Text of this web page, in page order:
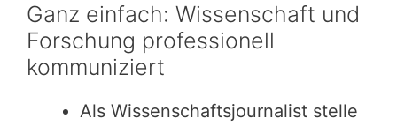
Ganz einfach: Wissenschaft und
Forschung professionell
kommuniziert
Als Wissenschaftsjournalist stelle